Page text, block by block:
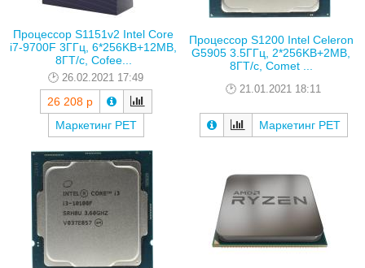
Процессор S1151v2 Intel Core
i7-9700F 3ГГц, 6*256KB+12MB,
8ГТ/с, Cofee...
26.02.2021 17:49
26 208 р
Маркетинг РЕТ
Процессор S1200 Intel Celeron
G5905 3.5ГГц, 2*256KB+2MB,
8ГТ/с, Comet ...
21.01.2021 18:11
Маркетинг РЕТ